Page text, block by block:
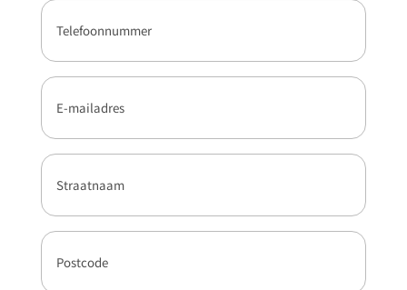
Telefoonnummer
E-
mailadres(Vereist)
Straatnaam
Postcode